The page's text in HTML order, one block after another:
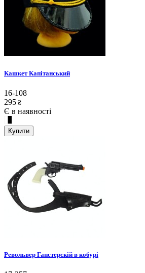
Кашкет Капітанський
16-108
295 ₴
Є в наявності
Купити
Револьвер Ганстерскій в кобурі